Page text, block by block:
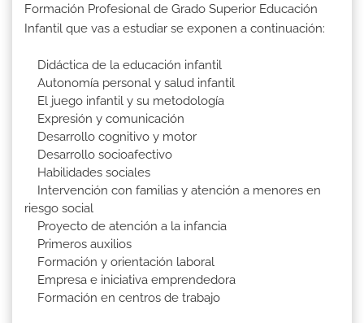
Formación Profesional de Grado Superior Educación
Infantil que vas a estudiar se exponen a continuación:
Didáctica de la educación infantil
Autonomía personal y salud infantil
El juego infantil y su metodología
Expresión y comunicación
Desarrollo cognitivo y motor
Desarrollo socioafectivo
Habilidades sociales
Intervención con familias y atención a menores en
riesgo social
Proyecto de atención a la infancia
Primeros auxilios
Formación y orientación laboral
Empresa e iniciativa emprendedora
Formación en centros de trabajo